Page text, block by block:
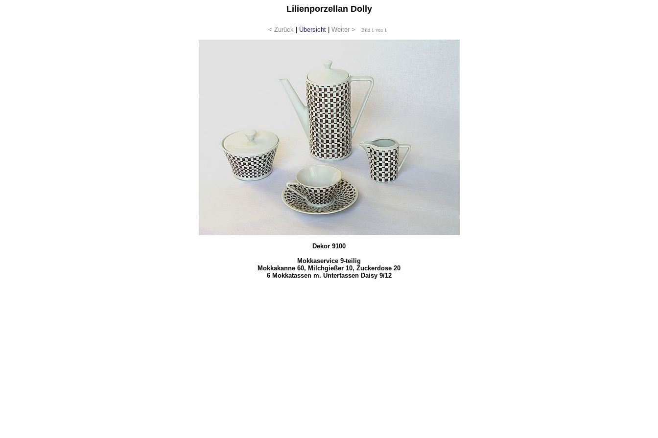
Lilienporzellan Dolly
< Zurück Übersicht Weiter > Bild 1 von 1
Dekor 9100
Mokkaservice 9-teilig
Mokkakanne 60, Milchgießer 10, Zuckerdose 20
6 Mokkatassen m. Untertassen Daisy 9/12